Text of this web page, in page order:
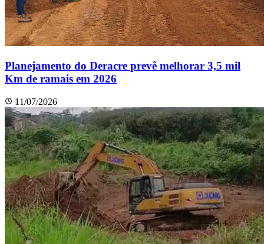
Planejamento do Deracre prevê melhorar 3,5 mil
Km de ramais em 2026
11/07/2026